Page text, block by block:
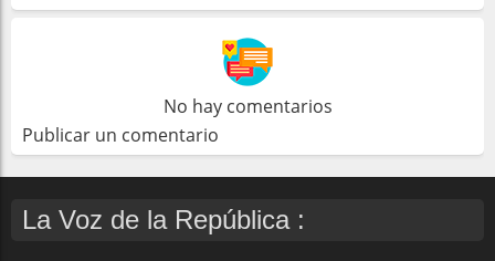
No hay comentarios
Publicar un comentario
La Voz de la República :